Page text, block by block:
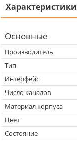
Характеристики
Основные
Производитель
Тип
Интерфейс
Число каналов
Материал корпуса
Цвет
Состояние